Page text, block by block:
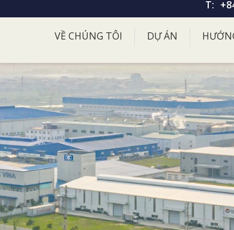
T:
VỀ CHÚNG TÔI DỰ ÁN